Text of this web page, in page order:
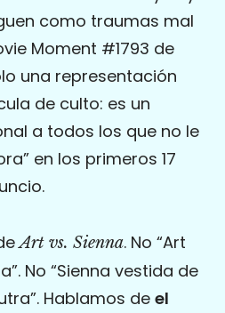
como traumas mal
Moment #1793 de
una representación
de culto: es un
a todos los que no le
en los primeros 17
Art vs. Sienna. No “Art
No “Sienna vestida de
Hablamos de el